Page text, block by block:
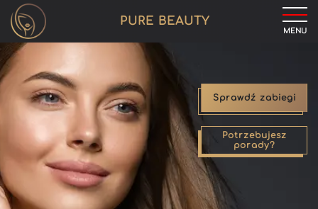
Sprawdź zabiegi
Potrzebujesz
porady?
MENU
PURE BEAUTY